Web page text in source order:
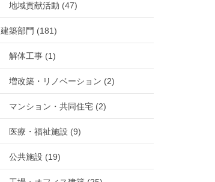
地域貢献活動 (47)
建築部門 (181)
解体工事 (1)
増改築・リノベーション (2)
マンション・共同住宅 (2)
医療・福祉施設 (9)
公共施設 (19)